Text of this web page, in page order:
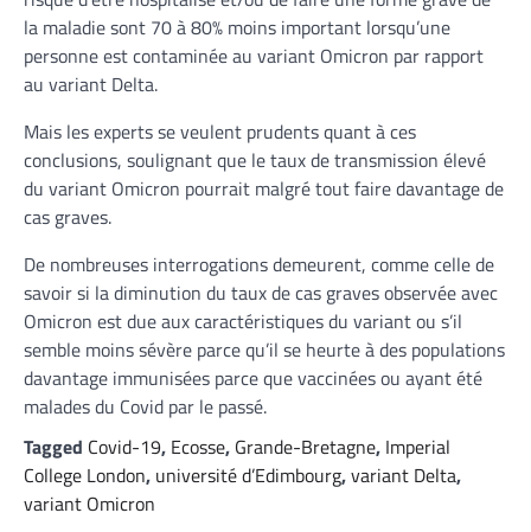
la maladie sont 70 à 80% moins important lorsqu’une
personne est contaminée au variant Omicron par rapport
au variant Delta.
Mais les experts se veulent prudents quant à ces
conclusions, soulignant que le taux de transmission élevé
du variant Omicron pourrait malgré tout faire davantage de
cas graves.
De nombreuses interrogations demeurent, comme celle de
savoir si la diminution du taux de cas graves observée avec
Omicron est due aux caractéristiques du variant ou s’il
semble moins sévère parce qu’il se heurte à des populations
davantage immunisées parce que vaccinées ou ayant été
malades du Covid par le passé.
Tagged Covid-19, Ecosse, Grande-Bretagne, Imperial
College London, université d’Edimbourg,variant Delta,
variant Omicron